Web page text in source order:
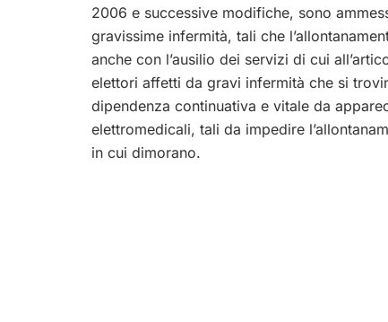
2006 e successive modifiche, sono
gravissime infermità, tali che
anche con l’ausilio dei servizi di cui
elettori affetti da gravi infermità che si
dipendenza continuativa e vitale da
elettromedicali, tali da impedire
in cui dimorano.